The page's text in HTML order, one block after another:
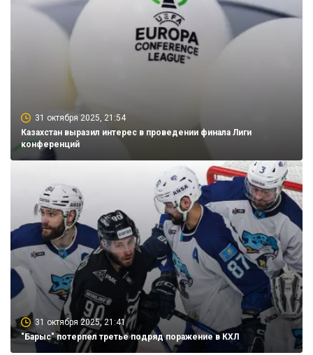
31 октября 2025, 21:54
Казахстан выразил интерес в проведении финала Лиги
конференций
31 октября 2025, 21:41
"Барыс" потерпел третье подряд поражение в КХЛ